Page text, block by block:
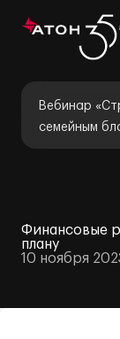
Вебинар
семейным
Финансовые
плану
10 ноября